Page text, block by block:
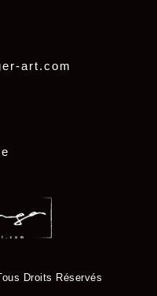
art.com
Droits Réservés